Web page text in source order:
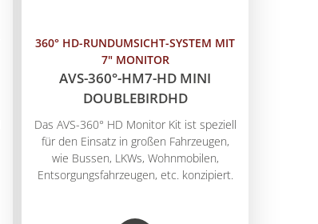
360° HD-RUNDUMSICHT-SYSTEM MIT
7" MONITOR
AVS-360°-HM7-HD MINI
DOUBLEBIRDHD
Das AVS-360° HD Monitor Kit ist speziell
für den Einsatz in großen Fahrzeugen,
wie Bussen, LKWs, Wohnmobilen,
Entsorgungsfahrzeugen, etc. konzipiert.